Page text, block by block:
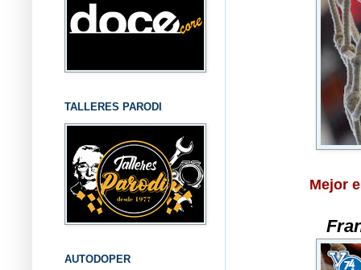
Mejor
TALLERES PARODI
AUTODOPER